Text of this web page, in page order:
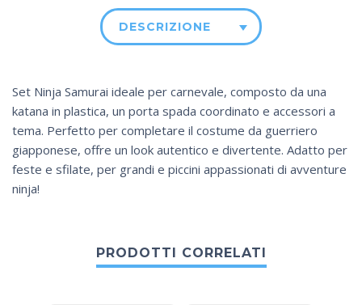
DESCRIZIONE
Set Ninja Samurai ideale per carnevale, composto da una
katana in plastica, un porta spada coordinato e accessori a
tema. Perfetto per completare il costume da guerriero
giapponese, offre un look autentico e divertente. Adatto per
feste e sfilate, per grandi e piccini appassionati di avventure
ninja!
PRODOTTI CORRELATI